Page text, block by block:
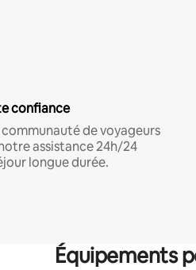
confiance
de voyageurs
assistance 24h/24
longue durée.
Équipements